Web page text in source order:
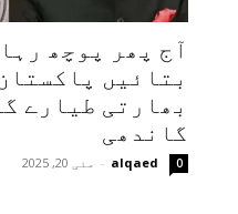
آج پھر پوچھ
بتائیں
بھارتی طیارے
گاندھی
alqaed
- مئی 20, 2025 0